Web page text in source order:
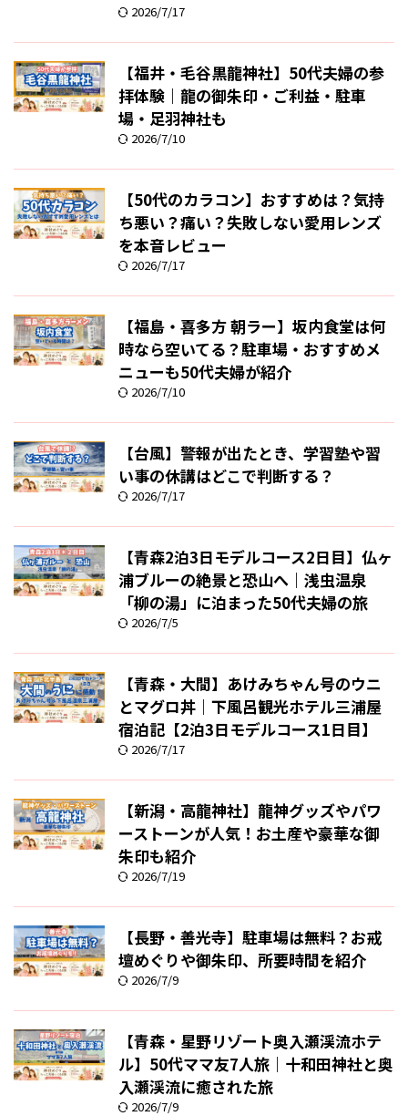
2026/7/17
【福井・毛谷黒龍神社】50代夫婦の参
拝体験｜龍の御朱印・ご利益・駐車
場・足羽神社も
2026/7/10
【50代のカラコン】おすすめは？気持
ち悪い？痛い？失敗しない愛用レンズ
を本音レビュー
2026/7/17
【福島・喜多方 朝ラー】坂内食堂は何
時なら空いてる？駐車場・おすすめメ
ニューも50代夫婦が紹介
2026/7/10
【台風】警報が出たとき、学習塾や習
い事の休講はどこで判断する？
2026/7/17
【青森2泊3日モデルコース2日目】仏ヶ
浦ブルーの絶景と恐山へ｜浅虫温泉
「柳の湯」に泊まった50代夫婦の旅
2026/7/5
【青森・大間】あけみちゃん号のウニ
とマグロ丼｜下風呂観光ホテル三浦屋
宿泊記【2泊3日モデルコース1日目】
2026/7/17
【新潟・高龍神社】龍神グッズやパワ
ーストーンが人気！お土産や豪華な御
朱印も紹介
2026/7/19
【長野・善光寺】駐車場は無料？お戒
壇めぐりや御朱印、所要時間を紹介
2026/7/9
【青森・星野リゾート奥入瀬渓流ホテ
ル】50代ママ友7人旅｜十和田神社と奥
入瀬渓流に癒された旅
2026/7/9